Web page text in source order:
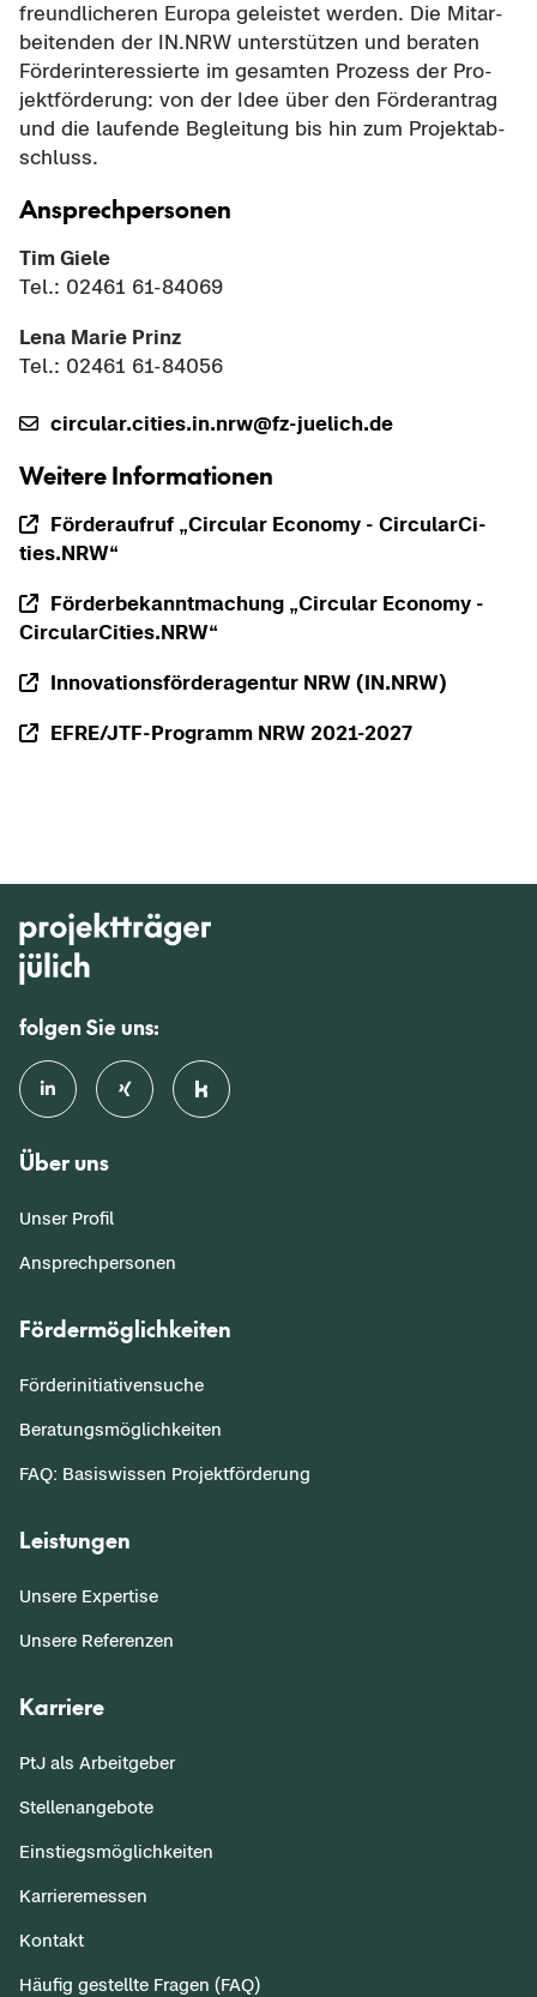
freund­li­che­ren Eu­ro­pa ge­leis­tet wer­den. Die Mit­ar­
bei­ten­den der IN.NRW un­ter­stüt­zen und be­ra­ten
För­der­in­ter­es­sier­te im ge­sam­ten Pro­zess der Pro­
jekt­för­de­rung: von der Idee über den För­der­an­trag
und die lau­fen­de Be­glei­tung bis hin zum Pro­jekt­ab­
schluss.
An­sprech­per­so­nen
Tim Giele
Tel.: 02461 61-​84069
Lena Marie Prinz
Tel.: 02461 61-​84056
cir­cu­lar.ci­ties.in.nrw@fz-​juelich.de
Wei­te­re In­for­ma­tio­nen
För­der­auf­ruf „Cir­cu­lar Eco­no­my - Cir­cu­l­ar­Ci­
ties.NRW“
För­der­be­kannt­ma­chung „Cir­cu­lar Eco­no­my -
Cir­cu­l­ar­Ci­ties.NRW“
In­no­va­ti­ons­för­der­agen­tur NRW (IN.NRW)
EFRE/JTF-​Programm NRW 2021-​2027
folgen Sie uns:
Über uns
Unser Profil
Ansprechpersonen
Fördermöglichkeiten
Förderinitiativensuche
Beratungsmöglichkeiten
FAQ: Basiswissen Projektförderung
Leistungen
Unsere Expertise
Unsere Referenzen
Karriere
PtJ als Arbeitgeber
Stellenangebote
Einstiegsmöglichkeiten
Karrieremessen
Kontakt
Häufig gestellte Fragen (FAQ)